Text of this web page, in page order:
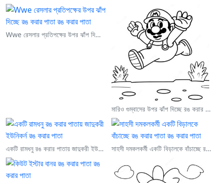
Wwe রেসলার প্রতিপক্ষের উপর ঝাঁপ দিচ্ছে রঙ করার পাতা
মারিও গুম্বাসের উপর ঝাঁপ দিচ্ছে রঙ করার পাতা
একটি রামধনু রঙ করার পাতায় জাদুকরী ইউনিকর্ন সাহসী দমকলকর্মী একটি বিড়ালকে বাঁচাচ্ছে রঙ করার পাতা